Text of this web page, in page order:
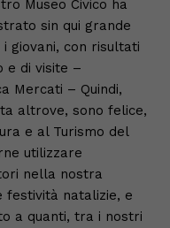
Museo Civico ha
sin qui grande
giovani, con risultati
e di visite –
Mercati – Quindi,
altrove, sono felice,
e al Turismo del
utilizzare
nella nostra
festività natalizie, e
a quanti, tra i nostri